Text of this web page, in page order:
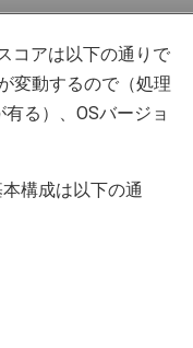
コアは以下の通りで
変動するので（処理
る）、OSバージョ
構成は以下の通